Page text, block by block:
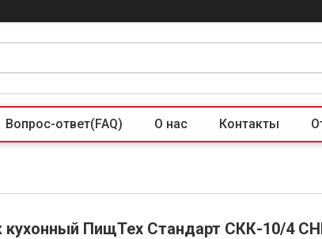
Вопрос-ответ(FAQ) О нас Контакты
кухонный ПищТех Стандарт СКК-10/4